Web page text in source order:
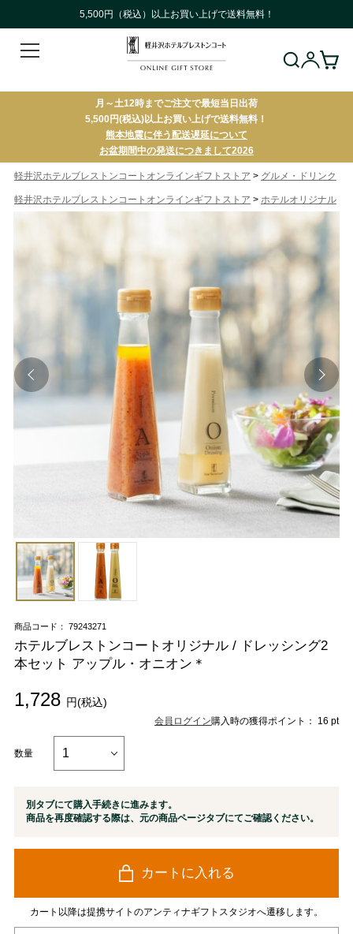
5,500円（税込）以上お買い上げで送料無料！
月～土12時までご注文で最短当日出荷
5,500円(税込)以上お買い上げで送料無料！
熊本地震に伴う配送遅延について
お盆期間中の発送につきまして2026
軽井沢ホテルブレストンコートオンラインギフトストア > グルメ・ドリンク
軽井沢ホテルブレストンコートオンラインギフトストア > ホテルオリジナル
商品コード： 79243271
ホテルブレストンコートオリジナル / ドレッシング2
本セット アップル・オニオン＊
1,728 円(税込)
会員ログイン購入時の獲得ポイント： 16 pt
数量
別タブにて購入手続きに進みます。
商品を再度確認する際は、元の商品ページタブにてご確認ください。
カートに入れる
カート以降は提携サイトのアンティナギフトスタジオへ遷移します。